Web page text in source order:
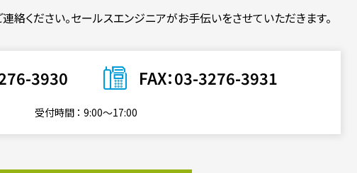
絡ください。セールスエンジニアがお手伝いをさせていただきます。
3930 FAX：03-3276-3931
受付時間 ： 9:00〜17:00